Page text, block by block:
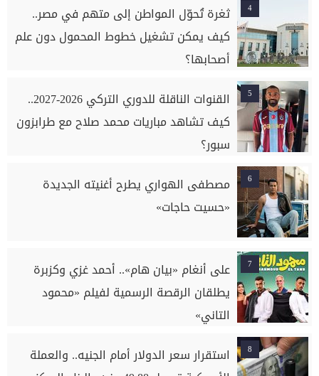
4
ثغرة تُحوّل المواطن إلى متهم في مصر..
كيف يمكن تشغيل خطوط المحمول دون علم
أصحابها؟
5
القنوات الناقلة للدوري التركي 2026-2027..
كيف تشاهد مباريات محمد صلاح مع طرابزون
سبور؟
6
مصطفى الهواري يطرح أغنيته الجديدة
«حسيت حاجات»
7
على أنغام «بيان هام».. أحمد غزي وكزبرة
يطلقان الرقصة الرسمية لفيلم «محمود
التاني»
8
استقرار سعر الدولار أمام الجنيه.. والعملة